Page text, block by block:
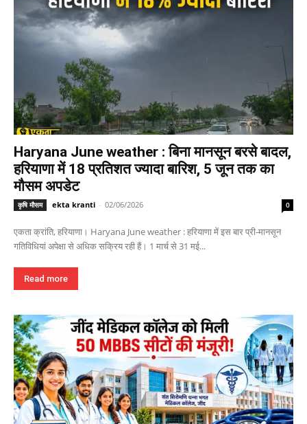
Haryana June weather : बिना मानसून बरसे बादल,
हरियाणा में 18 प्रतिशत ज्यादा बारिश, 5 जून तक का
मौसम अपडेट
कृषि मौसम ekta kranti - 02/06/2026 0
एकता क्रांति, हरियाणा। Haryana June weather : हरियाणा में इस बार प्री-मानसून
गतिविधियां अपेक्षा से अधिक सक्रिय रही हैं। 1 मार्च से 31 मई...
Read more